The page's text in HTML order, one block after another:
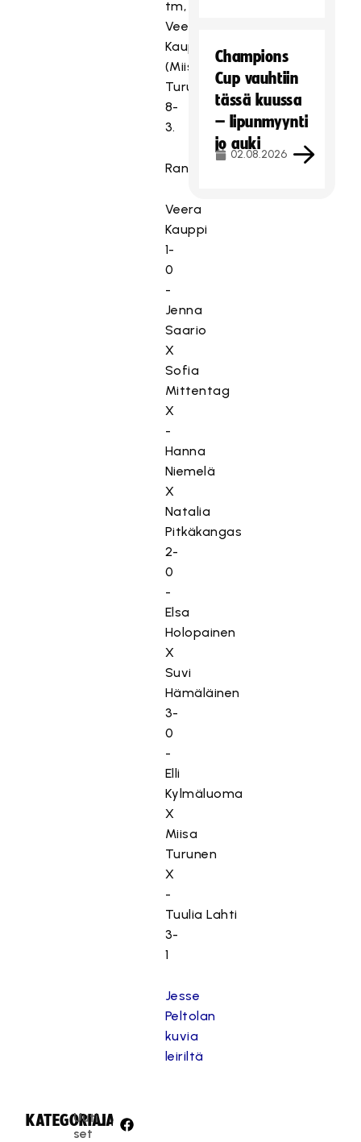
tm,
Veera
Kauppi
(Miisa
Turunen)
8-
3.
Rangaistuslaukaukset:
Veera
Kauppi
1-
0
-
Jenna
Saario
X
Sofia
Mittentag
X
-
Hanna
Niemelä
X
Natalia
Pitkäkangas
2-
0
-
Elsa
Holopainen
X
Suvi
Hämäläinen
3-
0
-
Elli
Kylmäluoma
X
Miisa
Turunen
X
-
Tuulia Lahti
3-
1
Jesse
Peltolan
kuvia
leiriltä
KATEGORIA:
Uuti
set
JAA:
Champions
Cup vauhtiin
tässä kuussa
– lipunmyynti
jo auki
02.08.2026